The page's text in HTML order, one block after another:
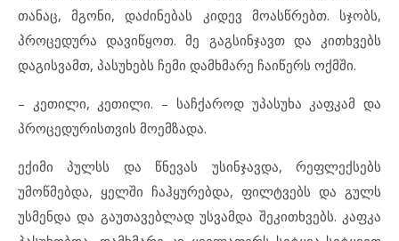
თანაც, მგონი, დაძინებას კიდევ მოასწრებთ. სჯობს,
პროცედურა დავიწყოთ. მე გაგსინჯავთ და კითხვებს
დაგისვამთ, პასუხებს ჩემი დამხმარე ჩაიწერს ოქმში.
– კეთილი, კეთილი. – საჩქაროდ უპასუხა კაფკამ და
პროცედურისთვის მოემზადა.
ექიმი პულსს და წნევას უსინჯავდა, რეფლექსებს
უმოწმებდა, ყელში ჩაჰყურებდა, ფილტვებს და გულს
უსმენდა და გაუთავებლად უსვამდა შეკითხვებს. კაფკა